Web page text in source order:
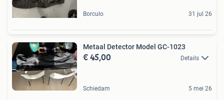
Borculo 31 jul 26
Metaal Detector Model GC-1023
€ 45,00 Details
Schiedam 5 mei 26